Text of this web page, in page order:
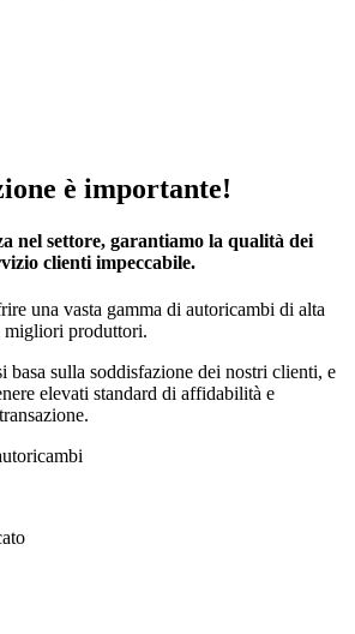
è importante!
nel settore, garantiamo la qualità dei
clienti impeccabile.
una vasta gamma di autoricambi di alta
migliori produttori.
basa sulla soddisfazione dei nostri clienti, e
elevati standard di affidabilità e